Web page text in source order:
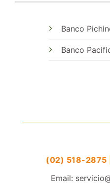
Banco
Banco
(02) 518-
Email: